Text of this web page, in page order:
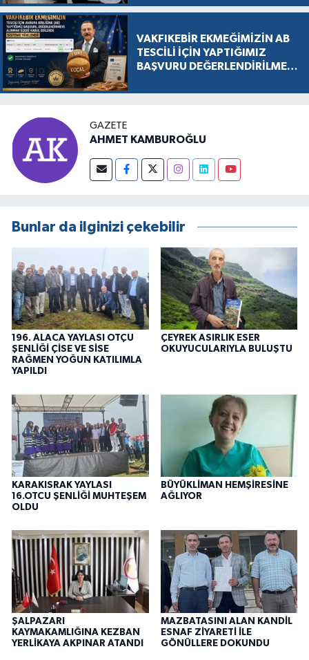
VAKFIKEBİR EKMEĞİMİZİN AB
TESCİLİ İÇİN YAPTIĞIMIZ
BAŞVURU DEĞERLENDİRİLMEK
RESMEN BAŞLADI
GAZETE
AHMET KAMBUROĞLU
Bunlar da ilginizi çekebilir
196. ALACA YAYLASI OTÇU
ŞENLİĞİ ÇİSE VE SİSE
RAĞMEN YOĞUN KATILIMLA
YAPILDI
ÇEYREK ASIRLIK ESER
OKUYUCULARIYLA BULUŞTU
KARAKISRAK YAYLASI
16.OTCU ŞENLİĞİ MUHTEŞEM
OLDU
BÜYÜKLİMAN HEMŞİRESİNE
AĞLIYOR
ŞALPAZARI
KAYMAKAMLIĞINA KEZBAN
YERLİKAYA AKPINAR ATANDI
MAZBATASINI ALAN KANDİL
ESNAF ZİYARETİ İLE
GÖNÜLLERE DOKUNDU